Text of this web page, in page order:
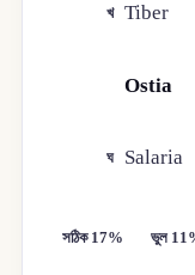
খ Tiber
Ostia
ঘ Salaria
সঠিক 17% ভুল